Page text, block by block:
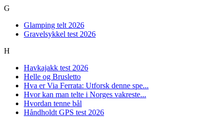
G
Glamping telt 2026
Gravelsykkel test 2026
H
Havkajakk test 2026
Helle og Brusletto
Hva er Via Ferrata: Utforsk denne spe...
Hvor kan man telte i Norges vakreste...
Hvordan tenne bål
Håndholdt GPS test 2026